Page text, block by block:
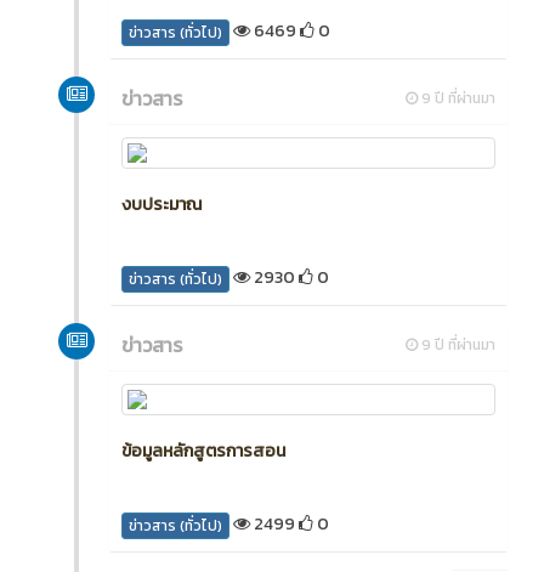
ข่าวสาร (ทั่วไป) 6469 0
9 ปี ที่ผ่านมา
ข่าวสาร
งบประมาณ
ข่าวสาร (ทั่วไป) 2930 0
9 ปี ที่ผ่านมา
ข่าวสาร
ข้อมูลหลักสูตรการสอน
ข่าวสาร (ทั่วไป) 2499 0